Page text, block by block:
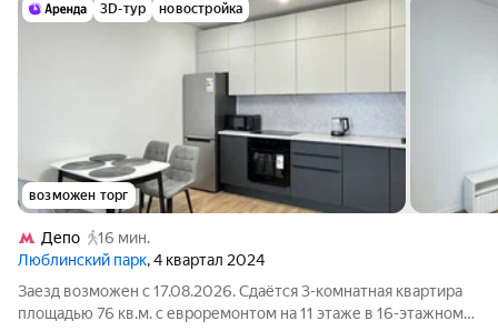
3D-тур новостройка
возможен торг
Депо
16 мин.
Люблинский парк, 4 квартал 2024
Заезд возможен с 17.08.2026. Сдаётся 3-комнатная квартира
площадью 76 кв.м. с евроремонтом на 11 этаже в 16-этажном